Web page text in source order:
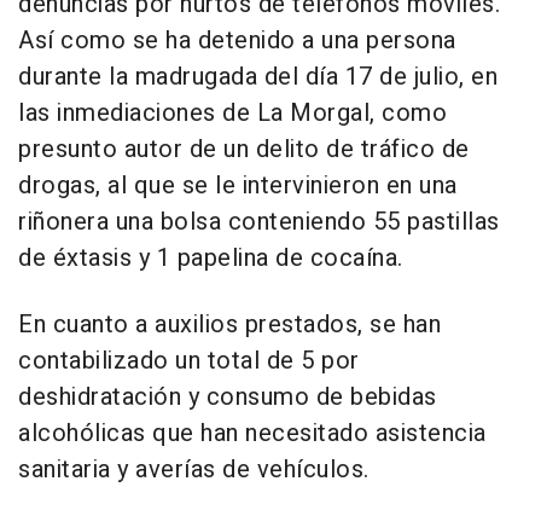
Así como se ha detenido a una persona
durante la madrugada del día 17 de julio, en
las inmediaciones de La Morgal, como
presunto autor de un delito de tráfico de
drogas, al que se le intervinieron en una
riñonera una bolsa conteniendo 55 pastillas
de éxtasis y 1 papelina de cocaína.
En cuanto a auxilios prestados, se han
contabilizado un total de 5 por
deshidratación y consumo de bebidas
alcohólicas que han necesitado asistencia
sanitaria y averías de vehículos.